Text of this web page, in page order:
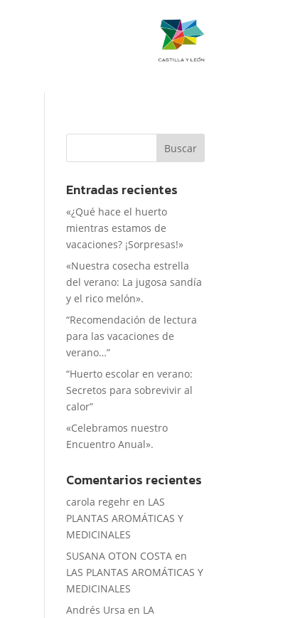
Entradas recientes
«¿Qué hace el huerto
mientras estamos de
vacaciones? ¡Sorpresas!»
«Nuestra cosecha estrella
del verano: La jugosa sandía
y el rico melón».
“Recomendación de lectura
para las vacaciones de
verano…”
“Huerto escolar en verano:
Secretos para sobrevivir al
calor”
«Celebramos nuestro
Encuentro Anual».
Comentarios recientes
carola regehr en LAS
PLANTAS AROMÁTICAS Y
MEDICINALES
SUSANA OTON COSTA en
LAS PLANTAS AROMÁTICAS Y
MEDICINALES
Andrés Ursa en LA